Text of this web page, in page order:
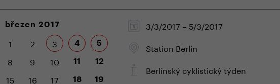
březen 2017
1 2 3 4 5
8 9 10 11 12
15 16 17 18 19
3/3/2017 – 5/3/2017
Station Berlin
Berlínský cyklistický týden